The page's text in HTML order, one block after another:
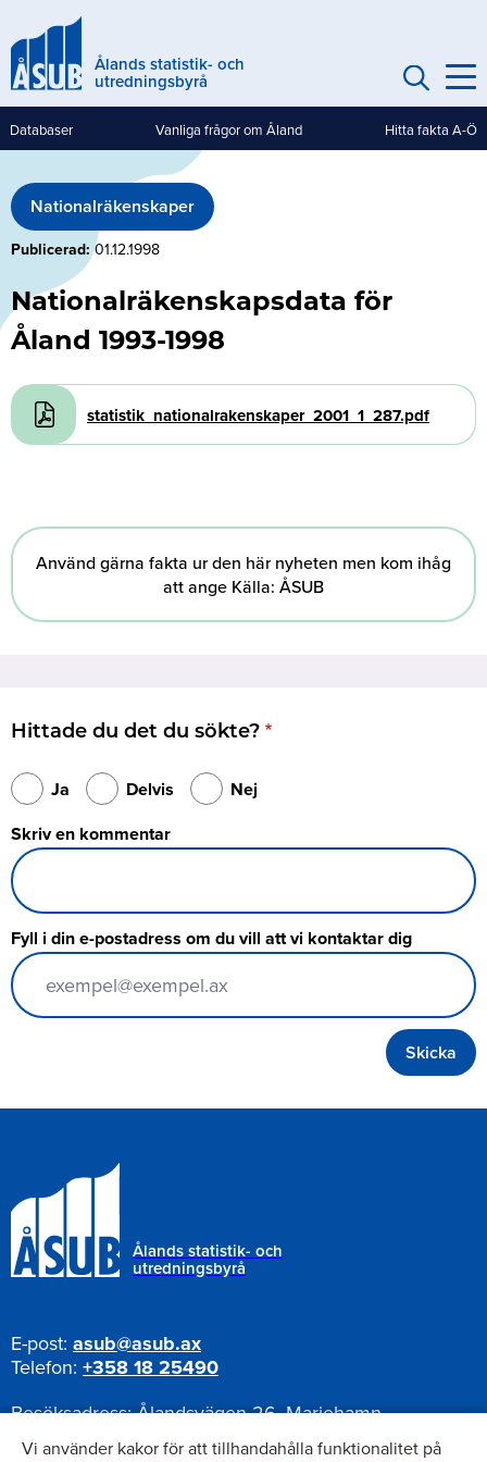
till
huvudinnehållÅlands statistik- och
utredningsbyrå
Genvägar
Databaser Vanliga frågor om Åland Hitta fakta A-Ö
Nationalräkenskaper
Publicerad 01.12.1998
Nationalräkenskapsdata för
Åland 1993-1998
Document
statistik_nationalrakenskaper_2001_1_287.pdf
Använd gärna fakta ur den här nyheten men kom ihåg
att ange Källa: ÅSUB
Hittade du det du sökte?
Ja Delvis
Nej
Skriv en kommentar
Fyll i din e-postadress om du vill att vi kontaktar dig
Ålands statistik- och
utredningsbyrå
E-post: asub@asub.ax
Telefon: +358 18 25490
Besöksadress:Ålandsvägen 26, Mariehamn
Postadress:
Pb 1187, AX-22111 Mariehamn
Vi använder kakor för att tillhandahålla funktionalitet på